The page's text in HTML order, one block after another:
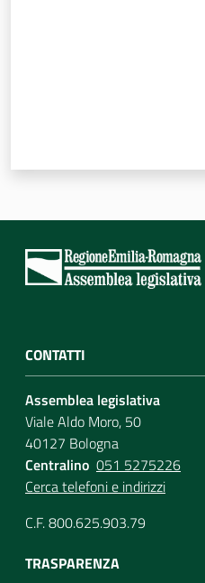
CONTATTI
Assemblea legislativa
Viale Aldo Moro, 50
40127 Bologna
Centralino 051 5275226
Cerca telefoni e indirizzi
C.F. 800.625.903.79
TRASPARENZA